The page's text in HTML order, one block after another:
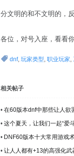
分文明的和不文明的，
各位，对号入座，看看
dnf, 玩家类型, 职业玩家,
相关帖子
• 在60版本dnf中那些让人欲
• 这个夏天，让我们一起“爱
• DNF60版本十大常用游戏
• 让人人都有+13的高强化